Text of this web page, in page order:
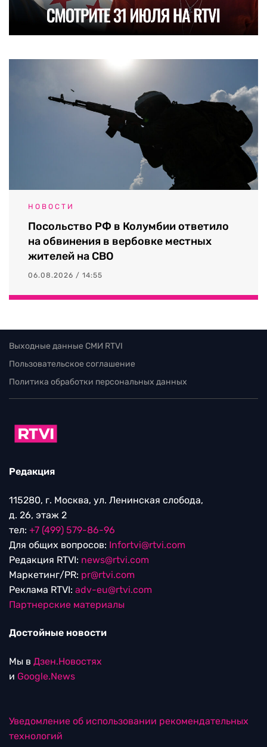
НОВОСТИ
Посольство РФ в Колумбии ответило
на обвинения в вербовке местных
жителей на СВО
06.08.2026 / 14:55
Выходные данные СМИ RTVI
Пользовательское соглашение
Политика обработки персональных данных
Редакция
115280, г. Москва, ул. Ленинская слобода,
д. 26, этаж 2
тел: +7 (499) 579-86-96
Для общих вопросов: Infortvi@rtvi.com
Редакция RTVI: news@rtvi.com
Маркетинг/PR: pr@rtvi.com
Реклама RTVI: adv-eu@rtvi.com
Партнерские материалы
Достойные новости
Мы в Дзен.Новостях
и Google.News
Уведомление об использовании рекомендательных
технологий